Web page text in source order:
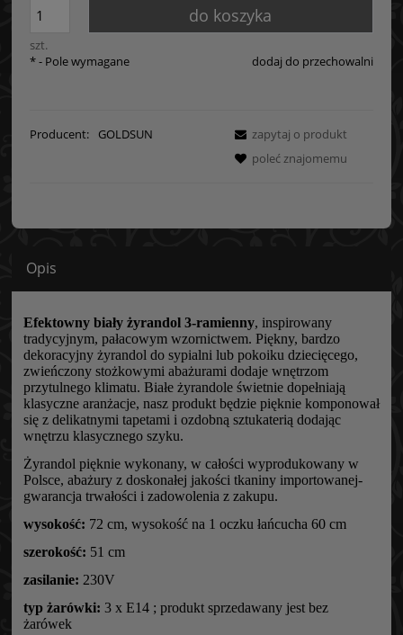
szt.
do koszyka
dodaj do przechowalni
*- Pole wymagane
Producent: GOLDSUN
zapytaj o produkt
poleć znajomemu
Opis
Efektowny biały żyrandol 3-ramienny, inspirowany
tradycyjnym, pałacowym wzornictwem. Piękny, bardzo
dekoracyjny żyrandol do sypialni lub pokoiku dziecięcego,
zwieńczony stożkowymi abażurami dodaje wnętrzom
przytulnego klimatu. Białe żyrandole świetnie dopełniają
klasyczne aranżacje, nasz produkt będzie pięknie komponował
się z delikatnymi tapetami i ozdobną sztukaterią dodając
wnętrzu klasycznego szyku.
Żyrandol pięknie wykonany, w całości wyprodukowany w
Polsce, abażury z doskonałej jakości tkaniny importowanej-
gwarancja trwałości i zadowolenia z zakupu.
wysokość: 72 cm, wysokość na 1 oczku łańcucha 60 cm
szerokość: 51 cm
zasilanie: 230V
typ żarówki: 3 x E14 ; produkt sprzedawany jest bez
żarówek